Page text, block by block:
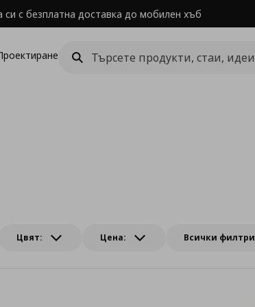
си с безплатна доставка до мобилен хъб
Цвят: Цена: Всички филтри